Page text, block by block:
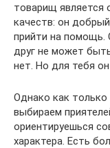
товарищ является
качеств: он
прийти на помощь.
друг не может
нет. Но для тебя
Однако как
выбираем
ориентируешься
характера. Есть